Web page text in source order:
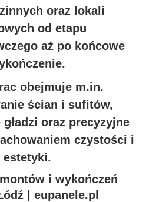
oraz lokali
od etapu
aż po końcowe
obejmuje m.in.
ścian i sufitów,
oraz precyzyjne
czystości i
estetyki.